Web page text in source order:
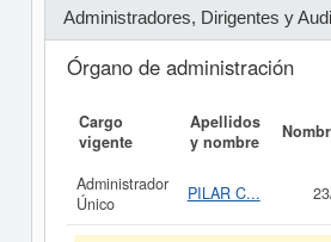
Administradores, Dirigentes y
Órgano de administración
Cargo
vigente
Apellidos
y nombre
Administrador
Único
PILAR C...